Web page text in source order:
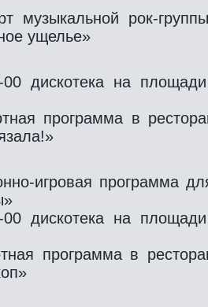
музыкальной рок-
ущелье»
дискотека на
программа в
игровая программа
дискотека на
программа в